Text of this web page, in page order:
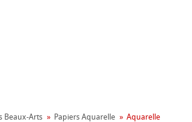
Beaux-Arts Papiers Aquarelle Aquarelle